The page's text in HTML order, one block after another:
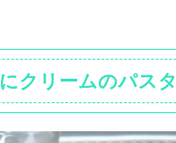
クリームのパスタ